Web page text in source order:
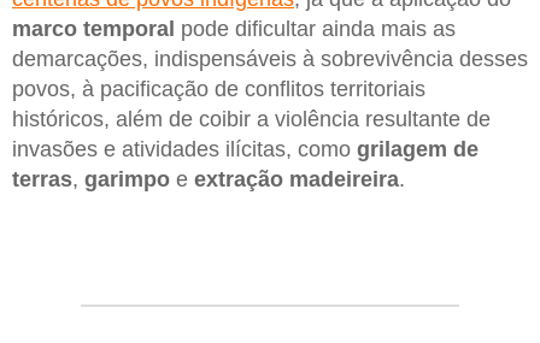
marco temporal pode dificultar ainda mais as
demarcações, indispensáveis à sobrevivência desses
povos, à pacificação de conflitos territoriais
históricos, além de coibir a violência resultante de
invasões e atividades ilícitas, como grilagem de
terras, garimpo e extração madeireira.